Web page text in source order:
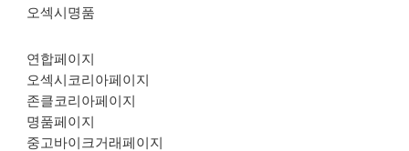
오섹시명품
연합페이지
오섹시코리아페이지
존클코리아페이지
명품페이지
중고바이크거래페이지